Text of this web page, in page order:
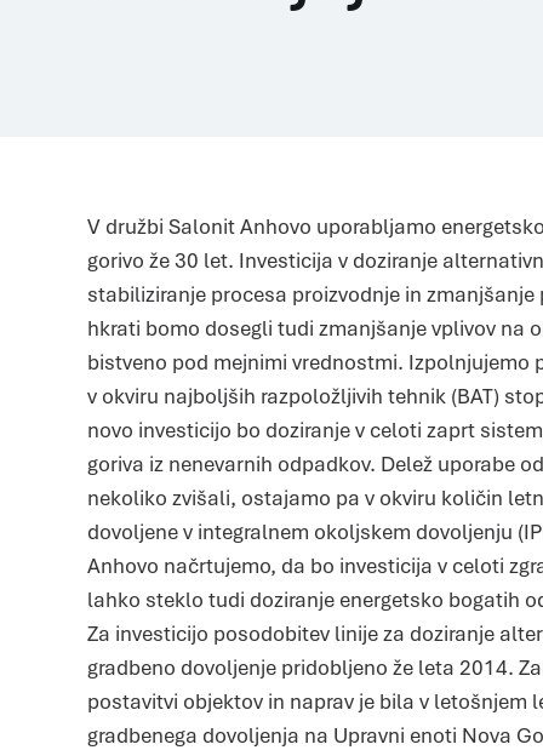
V družbi Salonit Anhovo uporabljamo
gorivo že 30 let. Investicija v doziranje
stabiliziranje procesa proizvodnje in zmanjšanje
hkrati bomo dosegli tudi zmanjšanje vplivov na
bistveno pod mejnimi vrednostmi. Izpolnjujemo
v okviru najboljših razpoložljivih tehnik (BAT)
novo investicijo bo doziranje v celoti zaprt
goriva iz nenevarnih odpadkov. Delež uporabe
nekoliko zvišali, ostajamo pa v okviru količin
dovoljene v integralnem okoljskem dovoljenju
Anhovo načrtujemo, da bo investicija v celoti
lahko steklo tudi doziranje energetsko bogatih
Za investicijo posodobitev linije za doziranje
gradbeno dovoljenje pridobljeno že leta 2014.
postavitvi objektov in naprav je bila v letošnjem
gradbenega dovoljenja na Upravni enoti Nova